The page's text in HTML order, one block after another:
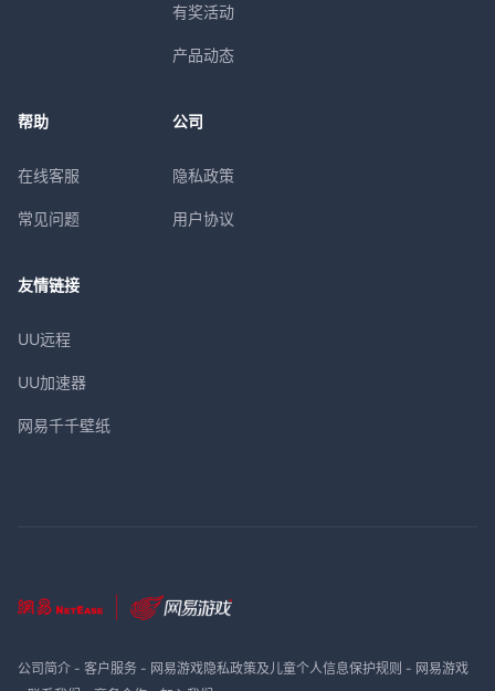
有奖活动
产品动态
帮助
在线客服
常见问题
公司
隐私政策
用户协议
友情链接
UU远程
UU加速器
网易千千壁纸
公司简介- 客户服务- 网易游戏隐私政策及儿童个人信息保护规则 - 网易游戏